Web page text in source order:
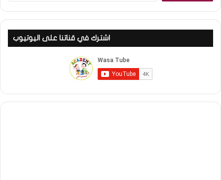
اشترك في قناتنا على اليوتيوب